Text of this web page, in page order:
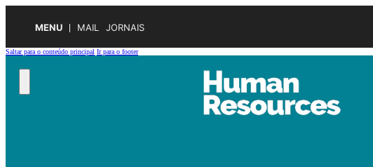
MENU MAIL JORNAIS
Saltar para o conteúdo principal Ir para o footer